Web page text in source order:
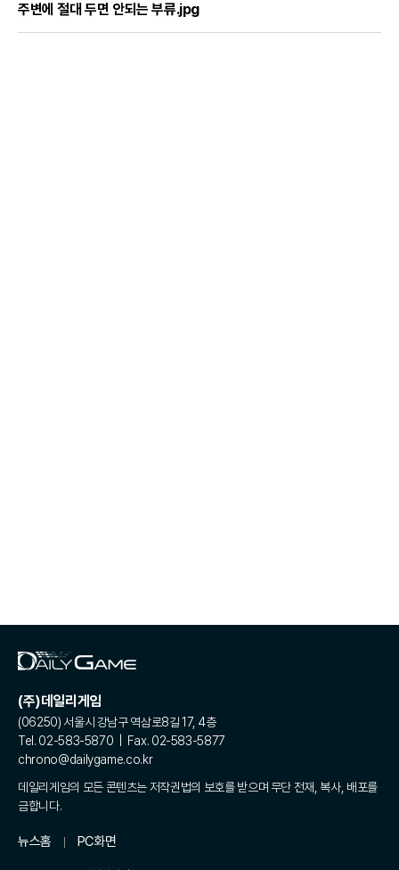
주변에 절대 두면 안되는 부류.jpg
(주)데일리게임
(06250) 서울시 강남구 역삼로8길 17, 4층
Tel. 02-583-5870 | Fax. 02-583-5877
chrono@dailygame.co.kr
데일리게임의 모든 콘텐츠는 저작권법의 보호를 받으며 무단 전재, 복사, 배포를
금합니다.
뉴스홈 PC화면